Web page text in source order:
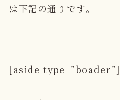
は下記の通りです。
[aside type=”boader”]